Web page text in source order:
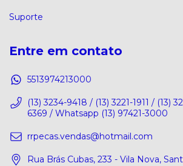
Suporte
Entre em contato
5513974213000
(13) 3234-9418 / (13) 3221-1911 / (13)
6369 / Whatsapp (13) 97421-3000
rrpecas.vendas@hotmail.com
Rua Brás Cubas, 233 - Vila Nova,